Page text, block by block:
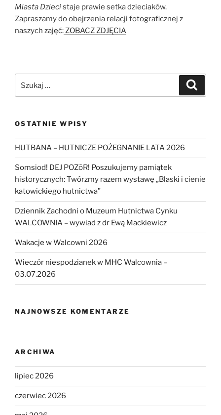
Miasta Dziecistaje prawie setka dzieciaków.
Zapraszamy do obejrzenia relacji fotograficznej z
naszych zajęć:ZOBACZ ZDJĘCIA
OSTATNIE WPISY
HUTBANA – HUTNICZE POŻEGNANIE LATA 2026
Somsiod! DEJ POZōR! Poszukujemy pamiątek
historycznych: Twórzmy razem wystawę „Blaski i cienie
katowickiego hutnictwa”
Dziennik Zachodni o Muzeum Hutnictwa Cynku
WALCOWNIA – wywiad z dr Ewą Mackiewicz
Wakacje w Walcowni 2026
Wieczór niespodzianek w MHC Walcownia –
03.07.2026
NAJNOWSZE KOMENTARZE
ARCHIWA
lipiec 2026
czerwiec 2026